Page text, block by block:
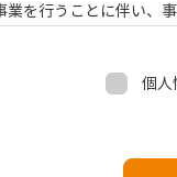
業を行うことに伴い、
ルでの問い合わせに対
個人